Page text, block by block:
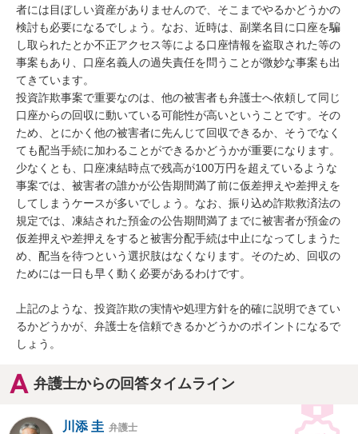
者には目ぼしい資産がありませんので、そこまでやるかどうかの
検討も必要になるでしょう。なお、近時は、副業名目に口座を騙
し取られたとか不正アクセス等による口座情報を盗取された等の
事案もあり、口座名義人の過失責任を問うことが微妙な事案も出
てきています。
投資詐欺事案で重要なのは、他の被害者も弁護士へ依頼して同じ
口座からの回収に動いている可能性が高いということです。その
ため、とにかく他の被害者に先んじて回収できるか、そうでなく
ても配当手続に加わることができるかどうかが重要になります。
少なくとも、口座凍結時点で残高が100万円を超えているような
事案では、被害者の誰かが公告期間満了前に仮差押えや差押えを
してしまうケースが多いでしょう。なお、振り込め詐欺救済法の
規定では、凍結された預金の公告期間満了までに被害者が預金の
仮差押えや差押えをすると被害分配手続は中止になってしまうた
め、配当を待つという選択肢はなくなります。そのため、回収の
ためには一日も早く動く必要があるわけです。
上記のような、投資詐欺の実情や処理方針を的確に説明できてい
るかどうかが、弁護士を信頼できるかどうかのポイントになるで
しょう。
弁護士からの回答タイムライン
川添 圭 弁護士